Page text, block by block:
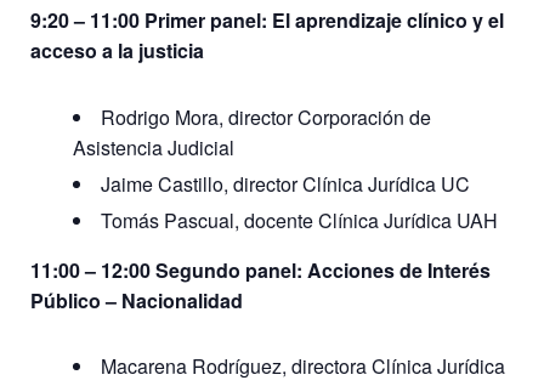
9:20 – 11:00 Primer panel: El aprendizaje clínico y el
acceso a la justicia
Rodrigo Mora, director Corporación de
Asistencia Judicial
Jaime Castillo, director Clínica Jurídica UC
Tomás Pascual, docente Clínica Jurídica UAH
11:00 – 12:00 Segundo panel: Acciones de Interés
Público – Nacionalidad
Macarena Rodríguez, directora Clínica Jurídica